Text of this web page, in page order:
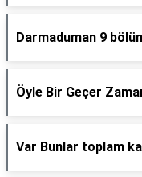
Darmaduman 9
Öyle Bir Geçer
Var Bunlar toplam